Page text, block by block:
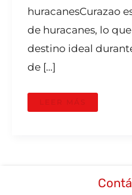
huracanesCurazao
de huracanes, lo
destino ideal
de […]
LEER MÁS